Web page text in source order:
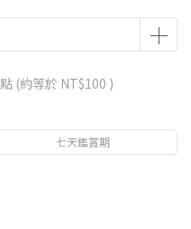
點 (約等於 NT$100 )
七天鑑賞期